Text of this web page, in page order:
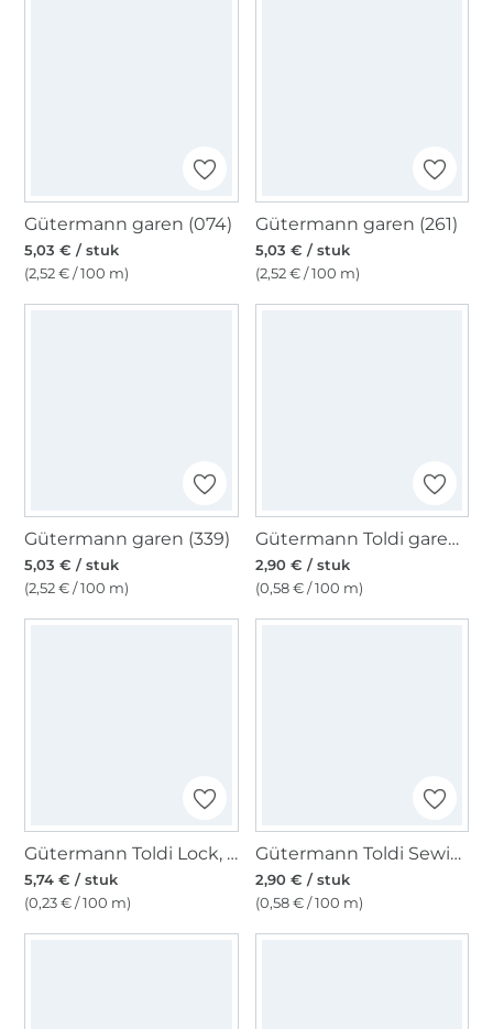
Gütermann garen (074)
5,03 € / stuk
(2,52 € / 100 m)
Gütermann garen (261)
5,03 € / stuk
(2,52 € / 100 m)
Gütermann garen (339)
5,03 € / stuk
(2,52 € / 100 m)
Gütermann Toldi garen, 500 m lichtblauw
2,90 € / stuk
(0,58 € / 100 m)
Gütermann Toldi Lock, zwart
5,74 € / stuk
(0,23 € / 100 m)
Gütermann Toldi Sewing Thread 500 m, lightgrijs
2,90 € / stuk
(0,58 € / 100 m)